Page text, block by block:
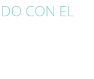
CON EL